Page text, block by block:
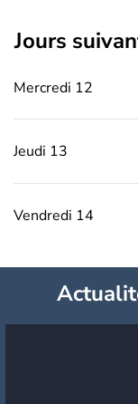
jours
Mercredi 12
Jeudi 13
Vendredi 14